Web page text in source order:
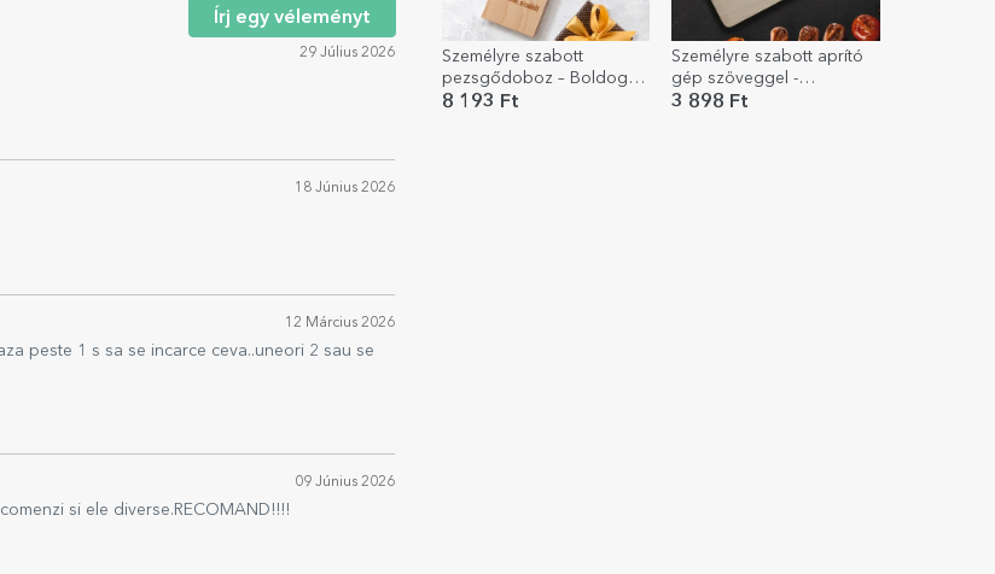
Személyre szabott
pezsgődoboz – Boldog
születésnapot!
8 193 Ft
Személyre szabott aprító
gép szöveggel -
Karácsony a konyhában
3 898 Ft
Írj egy véleményt
29 Július 2026
18 Június 2026
12 Március 2026
peste 1 s sa se incarce ceva..uneori 2 sau se
09 Június 2026
si ele diverse.RECOMAND!!!!